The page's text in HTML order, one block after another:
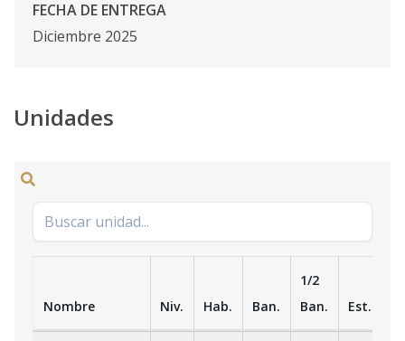
FECHA DE ENTREGA
Diciembre 2025
Unidades
Nombre Niv. Hab. Ban.
1/2
Ban.
Est.